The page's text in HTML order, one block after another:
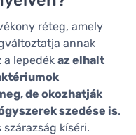
réteg, amely
annak
a lepedék az elhalt
de okozhatják
szedése is.
kíséri.